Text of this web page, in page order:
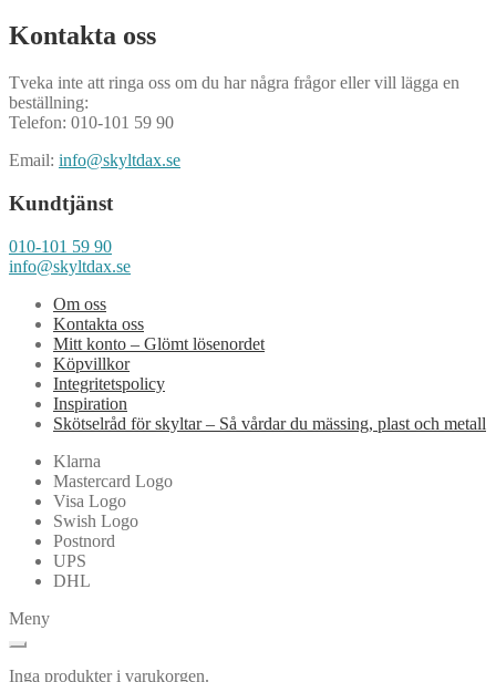
Kontakta oss
Tveka inte att ringa oss om du har några frågor eller vill lägga en
beställning:
Telefon: 010-101 59 90
Email: info@skyltdax.se
Kundtjänst
010-101 59 90
info@skyltdax.se
Om oss
Kontakta oss
Mitt konto – Glömt lösenordet
Köpvillkor
Integritetspolicy
Inspiration
Skötselråd för skyltar – Så vårdar du mässing, plast och metall
Klarna
Mastercard Logo
Visa Logo
Swish Logo
Postnord
UPS
DHL
Meny
Inga produkter i varukorgen.